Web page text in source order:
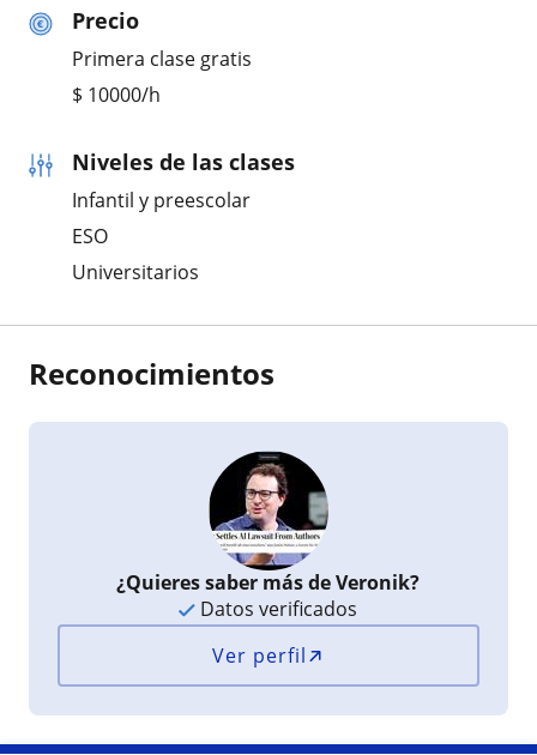
Precio
Primera clase gratis
$ 10000/h
Niveles de las clases
Infantil y preescolar
ESO
Universitarios
Reconocimientos
¿Quieres saber más de Veronik?
Datos verificados
Ver perfil